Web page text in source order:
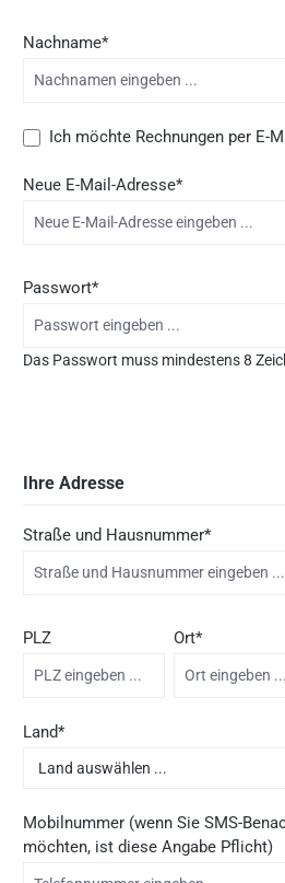
Nachname*
Ich möchte Rechnungen per E-
Neue E-Mail-Adresse*
Passwort*
Das Passwort muss mindestens 8
Ihre Adresse
Straße und Hausnummer*
PLZ Ort*
Land*
Mobilnummer (wenn Sie SMS-
möchten, ist diese Angabe Pflicht)